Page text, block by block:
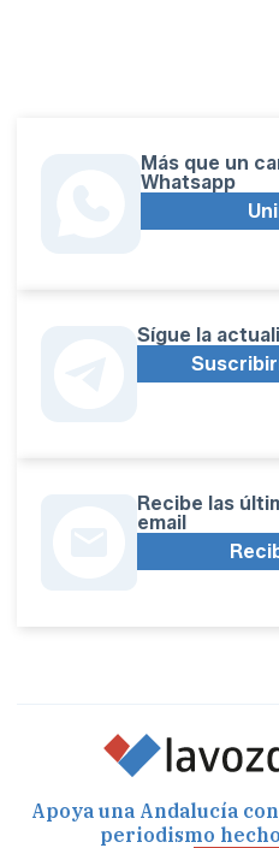
Más que un
Whatsapp
Sígue la
Recibe las
email
Apoya una Andalucía
periodismo